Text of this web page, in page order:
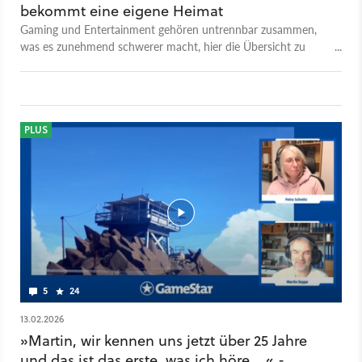
die Videofassung des GameStar Podcasts und ein
gemeinsames Angebot von GameStar, GamePro und
MeinMMO. Wir wollen euch mit jedem Gespräch, mit jedem
Video unterhalten und zugleich etwas Neues bieten: Neue
die Menschen, die sie entwickeln und spielen, sowie neue
Seiten unserer Teammitglieder. Falls ihr Themenwünsche habt,
dann schreibt sie gerne in die Kommentare!
bekommt eine eigene Heimat
Gaming und Entertainment gehören untrennbar zusammen,
was es zunehmend schwerer macht, hier die Übersicht zu
5 24
PLUS
13.02.2026
»Martin, wir kennen uns jetzt über 25 Jahre